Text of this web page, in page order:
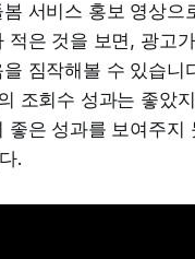
봄 서비스 홍보 영상으
적은 것을 보면, 광고
짐작해볼 수 있습니
조회수 성과는 좋았
좋은 성과를 보여주지
.